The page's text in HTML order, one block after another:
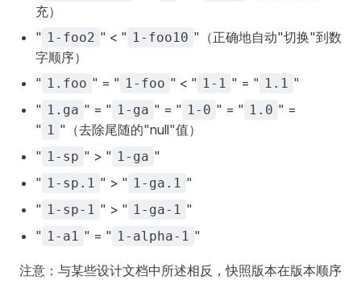
充）
" 1-foo2 " < " 1-foo10 "（正确地自动"切换"到数
字顺序）
" 1.foo " = " 1-foo " < " 1-1 " = " 1.1 "
" 1.ga " = " 1-ga " = " 1-0 " = " 1.0 " =
" 1 "（去除尾随的"null"值）
" 1-sp " > " 1-ga "
" 1-sp.1 " > " 1-ga.1 "
" 1-sp-1 " > " 1-ga-1 "
" 1-a1 " = " 1-alpha-1 "
注意：与某些设计文档中所述相反，快照版本在版本顺序